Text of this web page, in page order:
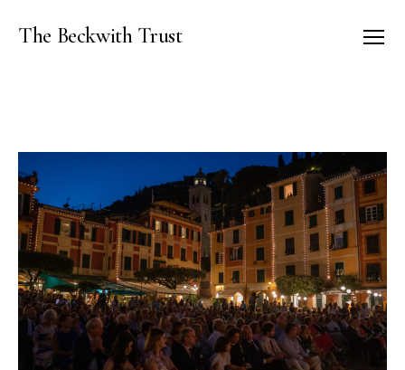
The Beckwith Trust